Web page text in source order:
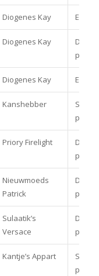
Diogenes Kay
Diogenes Kay
pony
Diogenes Kay
Kanshebber
pony
Priory Firelight
pony
Nieuwmoeds
Patrick
pony
Sulaatik’s
Versace
pony
Kantje’s Appart
pony